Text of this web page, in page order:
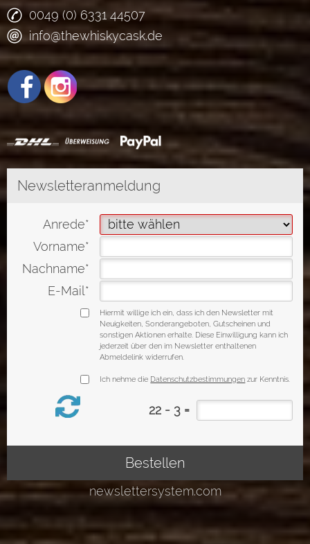
0049 (0) 6331 44507
info@thewhiskycask.de